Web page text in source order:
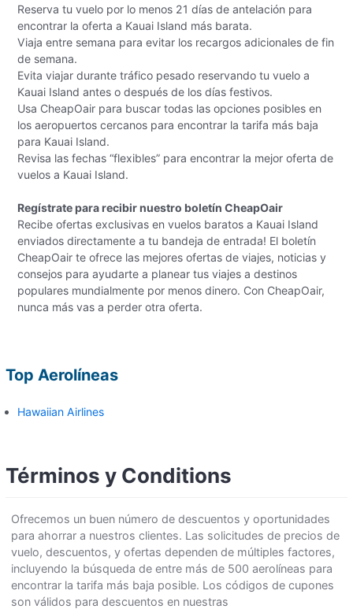
Reserva tu vuelo por lo menos 21 días de antelación para
encontrar la oferta a Kauai Island más barata.
Viaja entre semana para evitar los recargos adicionales de fin
de semana.
Evita viajar durante tráfico pesado reservando tu vuelo a
Kauai Island antes o después de los días festivos.
Usa CheapOair para buscar todas las opciones posibles en
los aeropuertos cercanos para encontrar la tarifa más baja
para Kauai Island.
Revisa las fechas “flexibles” para encontrar la mejor oferta de
vuelos a Kauai Island.
Regístrate para recibir nuestro boletín CheapOair
Recibe ofertas exclusivas en vuelos baratos a Kauai Island
enviados directamente a tu bandeja de entrada! El boletín
CheapOair te ofrece las mejores ofertas de viajes, noticias y
consejos para ayudarte a planear tus viajes a destinos
populares mundialmente por menos dinero. Con CheapOair,
nunca más vas a perder otra oferta.
Top Aerolíneas
Hawaiian Airlines
Términos y Conditions
Ofrecemos un buen número de descuentos y oportunidades
para ahorrar a nuestros clientes. Las solicitudes de precios de
vuelo, descuentos, y ofertas dependen de múltiples factores,
incluyendo la búsqueda de entre más de 500 aerolíneas para
encontrar la tarifa más baja posible. Los códigos de cupones
son válidos para descuentos en nuestras